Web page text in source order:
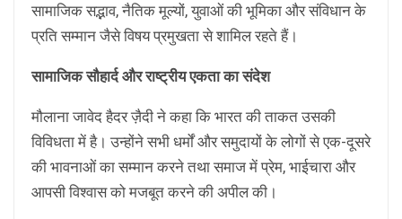
सामाजिक सद्भाव, नैतिक मूल्यों, युवाओं की भूमिका और संविधान के
प्रति सम्मान जैसे विषय प्रमुखता से शामिल रहते हैं।
सामाजिक सौहार्द और राष्ट्रीय एकता का संदेश
मौलाना जावेद हैदर ज़ैदी ने कहा कि भारत की ताकत उसकी
विविधता में है। उन्होंने सभी धर्मों और समुदायों के लोगों से एक-दूसरे
की भावनाओं का सम्मान करने तथा समाज में प्रेम, भाईचारा और
आपसी विश्वास को मजबूत करने की अपील की।